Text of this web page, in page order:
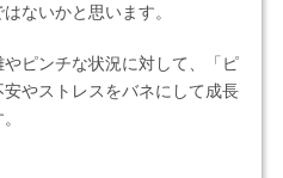
ないかと思います。
ピンチな状況に対して、「ピ
やストレスをバネにして成長